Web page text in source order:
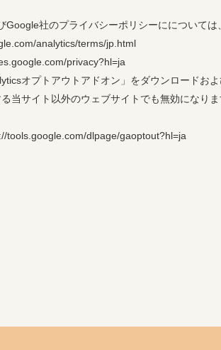
社のプライバシーポリシーにについては
analytics/terms/jp.html
privacy?hl=ja
オプトアウトアドオン」をダウンロードお
当サイト以外のウェブサイトでも無効になり
dlpage/gaoptout?hl=ja